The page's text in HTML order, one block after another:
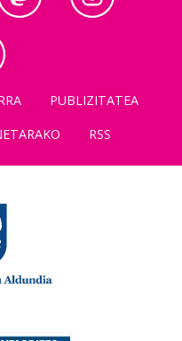
PUBLIZITATEA
RSS